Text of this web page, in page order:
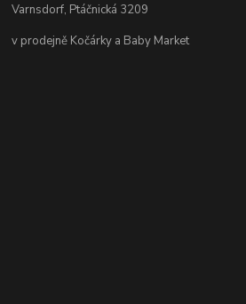
Varnsdorf, Ptáčnická 3209
v prodejně Kočárky a Baby Market